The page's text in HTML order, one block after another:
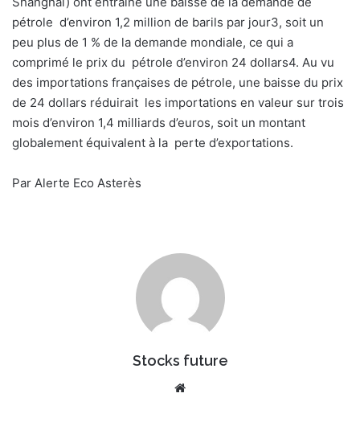
pétrole d’environ 1,2 million de barils par jour3, soit un
peu plus de 1 % de la demande mondiale, ce qui a
comprimé le prix du pétrole d’environ 24 dollars4. Au vu
des importations françaises de pétrole, une baisse du prix
de 24 dollars réduirait les importations en valeur sur trois
mois d’environ 1,4 milliards d’euros, soit un montant
globalement équivalent à la perte d’exportations.
Par Alerte Eco Asterès
Stocks future